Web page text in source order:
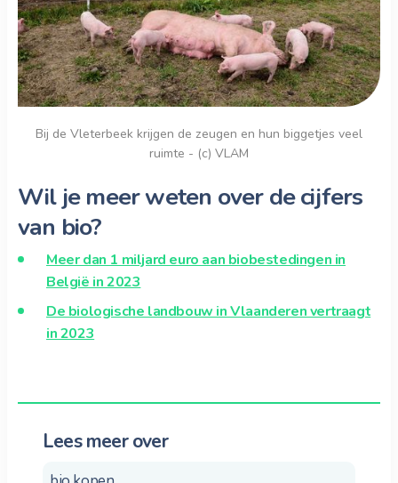
Bij de Vleterbeek krijgen de zeugen en hun biggetjes veel
ruimte - (c) VLAM
Wil je meer weten over de cijfers
van bio?
Meer dan 1 miljard euro aan biobestedingen in
België in 2023
De biologische landbouw in Vlaanderen vertraagt
in 2023
Lees meer over